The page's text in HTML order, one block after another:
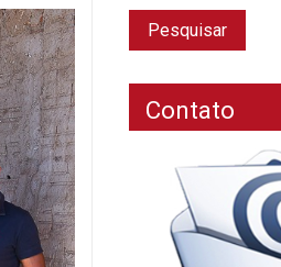
Contato